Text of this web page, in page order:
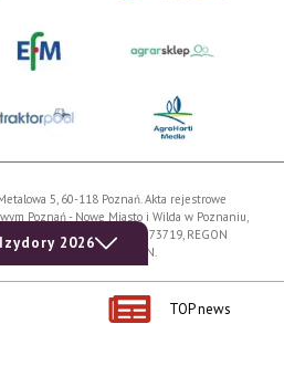
2026
5, 60-118 Poznań. Akta rejestrowe
Poznań - Nowe Miasto i Wilda w Poznaniu,
0001116269, NIP 7792573719, REGON
zakładowy: 3.608.000 PLN.
i chronione prawem autorskim,
treści jest zabronione. (art. 25 ust. 1 pkt 1b
TOP news